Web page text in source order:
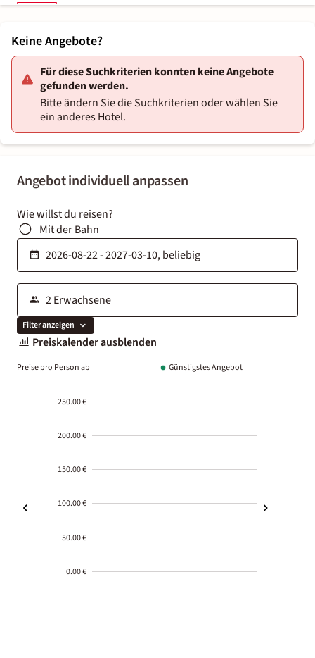
Angebot individuell anpassen
Wie willst du reisen?
Mit der Bahn
Filter anzeigen
Preiskalender ausblenden
Preise pro Person ab Günstigstes Angebot
250.00 €
200.00 €
150.00 €
100.00 €
50.00 €
0.00 €
01-02
Keine Angebote?
Für diese Suchkriterien konnten keine Angebote
gefunden werden.
Bitte ändern Sie die Suchkriterien oder wählen Sie
ein anderes Hotel.